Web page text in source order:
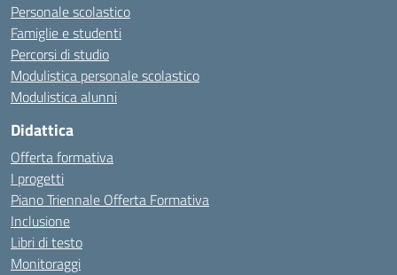
Personale scolastico
Famiglie e studenti
Percorsi di studio
Modulistica personale scolastico
Modulistica alunni
Didattica
Offerta formativa
I progetti
Piano Triennale Offerta Formativa
Inclusione
Libri di testo
Monitoraggi